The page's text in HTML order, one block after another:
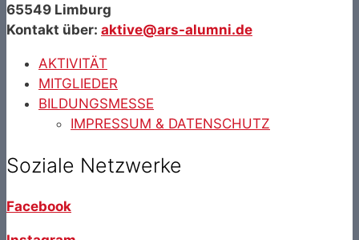
65549 Limburg
Kontakt über: aktive@ars-alumni.de
AKTIVITÄT
MITGLIEDER
BILDUNGSMESSE
IMPRESSUM & DATENSCHUTZ
Soziale Netzwerke
Facebook